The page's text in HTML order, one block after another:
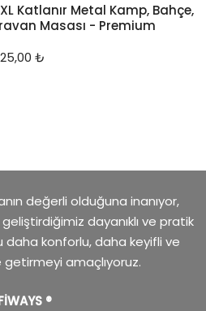
Katlanır Metal Kamp, Bahçe,
Masası - Premium
₺
değerli olduğuna inanıyor,
dayanıklı ve pratik
daha konforlu, daha keyifli ve
amaçlıyoruz.
®